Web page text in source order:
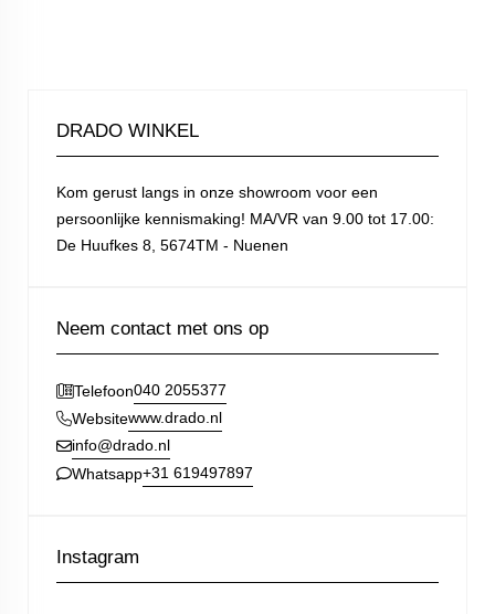
DRADO WINKEL
Kom gerust langs in onze showroom voor een
persoonlijke kennismaking! MA/VR van 9.00 tot 17.00:
De Huufkes 8, 5674TM - Nuenen
Neem contact met ons op
Telefoon040 2055377
Websitewww.drado.nl
info@drado.nl
Whatsapp+31 619497897
Instagram